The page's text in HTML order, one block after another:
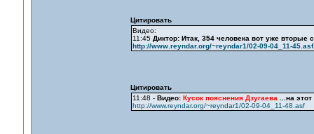
Цитировать
Видео:
11:45 Диктор: Итак, 354 человека вот уже вторые
http://www.reyndar.org/~reyndar1/02-09-04_11-45.asf
Цитировать
11:48 - Видео: Кусок пояснения Дзугаева ...на
http://www.reyndar.org/~reyndar1/02-09-04_11-48.asf